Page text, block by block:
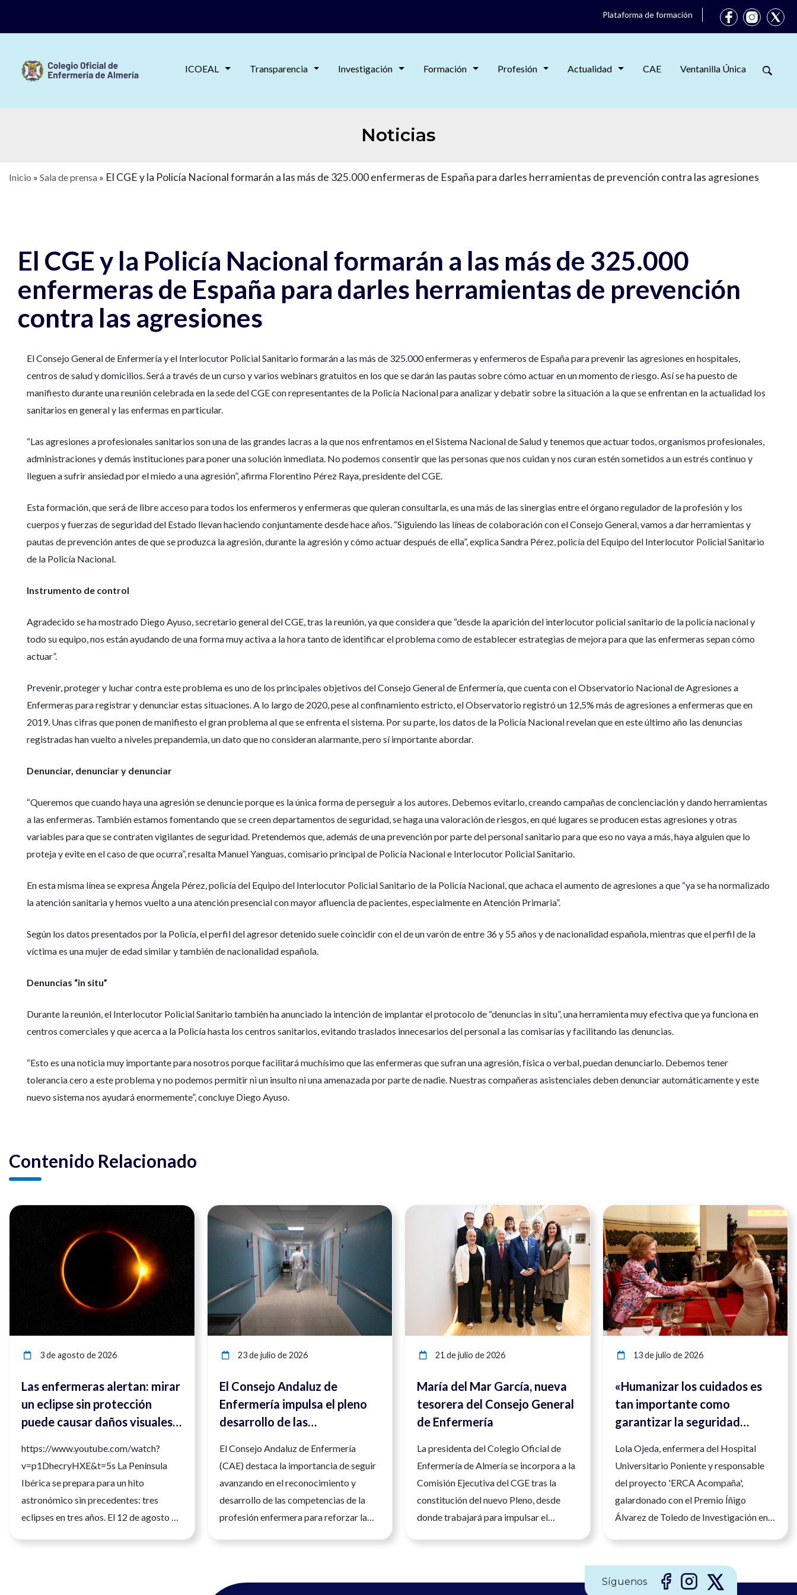
Plataforma de formación
ICOEAL Transparencia Investigación Formación Profesión Actualidad CAE Ventanilla Única
Noticias
Inicio » Sala de prensa » El CGE y la Policía Nacional formarán a las más de 325.000 enfermeras de España para darles herramientas de prevención contra las agresiones
El CGE y la Policía Nacional formarán a las más de 325.000
enfermeras de España para darles herramientas de prevención
contra las agresiones
El Consejo General de Enfermería y el Interlocutor Policial Sanitario formarán a las más de 325.000 enfermeras y enfermeros de España para prevenir las agresiones en hospitales,
centros de salud y domicilios. Será a través de un curso y varios webinars gratuitos en los que se darán las pautas sobre cómo actuar en un momento de riesgo. Así se ha puesto de
manifiesto durante una reunión celebrada en la sede del CGE con representantes de la Policía Nacional para analizar y debatir sobre la situación a la que se enfrentan en la actualidad los
sanitarios en general y las enfermas en particular.
“Las agresiones a profesionales sanitarios son una de las grandes lacras a la que nos enfrentamos en el Sistema Nacional de Salud y tenemos que actuar todos, organismos profesionales,
administraciones y demás instituciones para poner una solución inmediata. No podemos consentir que las personas que nos cuidan y nos curan estén sometidos a un estrés continuo y
lleguen a sufrir ansiedad por el miedo a una agresión”, afirma Florentino Pérez Raya, presidente del CGE.
Esta formación, que será de libre acceso para todos los enfermeros y enfermeras que quieran consultarla, es una más de las sinergias entre el órgano regulador de la profesión y los
cuerpos y fuerzas de seguridad del Estado llevan haciendo conjuntamente desde hace años. “Siguiendo las líneas de colaboración con el Consejo General, vamos a dar herramientas y
pautas de prevención antes de que se produzca la agresión, durante la agresión y cómo actuar después de ella”, explica Sandra Pérez, policía del Equipo del Interlocutor Policial Sanitario
de la Policía Nacional.
Instrumento de control
Agradecido se ha mostrado Diego Ayuso, secretario general del CGE, tras la reunión, ya que considera que “desde la aparición del interlocutor policial sanitario de la policía nacional y
todo su equipo, nos están ayudando de una forma muy activa a la hora tanto de identificar el problema como de establecer estrategias de mejora para que las enfermeras sepan cómo
actuar”.
Prevenir, proteger y luchar contra este problema es uno de los principales objetivos del Consejo General de Enfermería, que cuenta con el Observatorio Nacional de Agresiones a
Enfermeras para registrar y denunciar estas situaciones. A lo largo de 2020, pese al confinamiento estricto, el Observatorio registró un 12,5% más de agresiones a enfermeras que en
2019. Unas cifras que ponen de manifiesto el gran problema al que se enfrenta el sistema. Por su parte, los datos de la Policía Nacional revelan que en este último año las denuncias
registradas han vuelto a niveles prepandemia, un dato que no consideran alarmante, pero sí importante abordar.
Denunciar, denunciar y denunciar
“Queremos que cuando haya una agresión se denuncie porque es la única forma de perseguir a los autores. Debemos evitarlo, creando campañas de concienciación y dando herramientas
a las enfermeras. También estamos fomentando que se creen departamentos de seguridad, se haga una valoración de riesgos, en qué lugares se producen estas agresiones y otras
variables para que se contraten vigilantes de seguridad. Pretendemos que, además de una prevención por parte del personal sanitario para que eso no vaya a más, haya alguien que lo
proteja y evite en el caso de que ocurra”, resalta Manuel Yanguas, comisario principal de Policía Nacional e Interlocutor Policial Sanitario.
En esta misma línea se expresa Ángela Pérez, policía del Equipo del Interlocutor Policial Sanitario de la Policía Nacional, que achaca el aumento de agresiones a que “ya se ha normalizado
la atención sanitaria y hemos vuelto a una atención presencial con mayor afluencia de pacientes, especialmente en Atención Primaria”.
Según los datos presentados por la Policía, el perfil del agresor detenido suele coincidir con el de un varón de entre 36 y 55 años y de nacionalidad española, mientras que el perfil de la
víctima es una mujer de edad similar y también de nacionalidad española.
Denuncias “in situ”
Durante la reunión, el Interlocutor Policial Sanitario también ha anunciado la intención de implantar el protocolo de “denuncias in situ”, una herramienta muy efectiva que ya funciona en
centros comerciales y que acerca a la Policía hasta los centros sanitarios, evitando traslados innecesarios del personal a las comisarías y facilitando las denuncias.
“Esto es una noticia muy importante para nosotros porque facilitará muchísimo que las enfermeras que sufran una agresión, física o verbal, puedan denunciarlo. Debemos tener
tolerancia cero a este problema y no podemos permitir ni un insulto ni una amenazada por parte de nadie. Nuestras compañeras asistenciales deben denunciar automáticamente y este
nuevo sistema nos ayudará enormemente”, concluye Diego Ayuso.
Contenido Relacionado
3 de agosto de 2026
Las enfermeras alertan: mirar
un eclipse sin protección
puede causar daños visuales
https://www.youtube.com/watch?
v=p1DhecryHXE&t=5s La Península
Ibérica se prepara para un hito
astronómico sin precedentes: tres
eclipses en tres años. El 12 de agosto de
Ver noticia
23 de julio de 2026
El Consejo Andaluz de
Enfermería impulsa el pleno
desarrollo de las
para reforzar la seguridad y
la calidad asistencial
El Consejo Andaluz de Enfermería
(CAE) destaca la importancia de seguir
avanzando en el reconocimiento y
desarrollo de las competencias de la
profesión enfermera para reforzar la
profesión sanitaria universitaria, con
Ver noticia
21 de julio de 2026
María del Mar García, nueva
tesorera del Consejo General
de Enfermería
La presidenta del Colegio Oficial de
Enfermería de Almería se incorpora a la
Comisión Ejecutiva del CGE tras la
constitución del nuevo Pleno, desde
donde trabajará para impulsar el
del Mar García Martín, ha tomado hoy
Ver noticia
13 de julio de 2026
«Humanizar los cuidados es
tan importante como
garantizar la seguridad
Lola Ojeda, enfermera del Hospital
Universitario Poniente y responsable
del proyecto 'ERCA Acompaña',
galardonado con el Premio Íñigo
Álvarez de Toledo de Investigación en
que acompaña a los pacientes renales
en uno de los momentos más difíciles de
Ver noticia
Síguenos